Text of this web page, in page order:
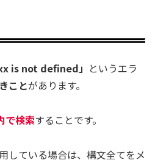
is not defined」 というエラ
ことがあります。
で検索することです。
している場合は、構文全てをメ